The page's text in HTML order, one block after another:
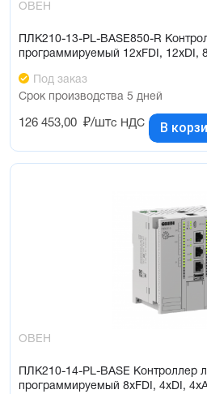
ОВЕН
ПЛК210-13-PL-BASE850-R
программируемый 12xFDI, 12xDI,
Под заказ
Срок производства 5 дней
126 453,00 ₽/штс НДС В
ОВЕН
ПЛК210-14-PL-BASE Контроллер
программируемый 8xFDI, 4xDI,